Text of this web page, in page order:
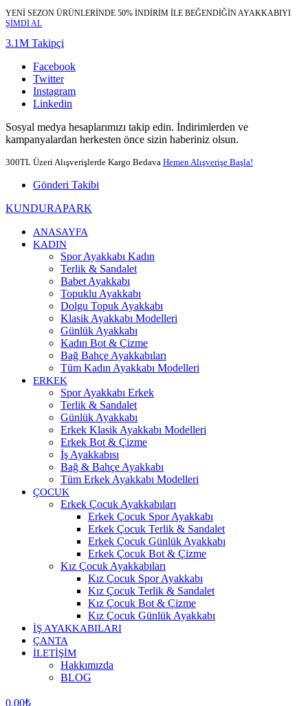
YENİ SEZON ÜRÜNLERİNDE 50% İNDİRİM İLE BEĞENDİĞİN AYAKKABIYI
ŞİMDİ AL
3.1M Takipçi
Facebook
Twitter
Instagram
Linkedin
Sosyal medya hesaplarımızı takip edin. İndirimlerden ve
kampanyalardan herkesten önce sizin haberiniz olsun.
300TL Üzeri Alışverişlerde Kargo Bedava Hemen Alışverişe Başla!
Gönderi Takibi
KUNDURAPARK
ANASAYFA
KADIN
Spor Ayakkabı Kadın
Terlik & Sandalet
Babet Ayakkabı
Topuklu Ayakkabı
Dolgu Topuk Ayakkabı
Klasik Ayakkabı Modelleri
Günlük Ayakkabı
Kadın Bot & Çizme
Bağ Bahçe Ayakkabıları
Tüm Kadın Ayakkabı Modelleri
ERKEK
Spor Ayakkabı Erkek
Terlik & Sandalet
Günlük Ayakkabı
Erkek Klasik Ayakkabı Modelleri
Erkek Bot & Çizme
İş Ayakkabısı
Bağ & Bahçe Ayakkabı
Tüm Erkek Ayakkabı Modelleri
ÇOCUK
Erkek Çocuk Ayakkabıları
Erkek Çocuk Spor Ayakkabı
Erkek Çocuk Terlik & Sandalet
Erkek Çocuk Günlük Ayakkabı
Erkek Çocuk Bot & Çizme
Kız Çocuk Ayakkabıları
Kız Çocuk Spor Ayakkabı
Kız Çocuk Terlik & Sandalet
Kız Çocuk Bot & Çizme
Kız Çocuk Günlük Ayakkabı
İŞ AYAKKABILARI
ÇANTA
İLETİŞİM
Hakkımızda
BLOG
0.00₺